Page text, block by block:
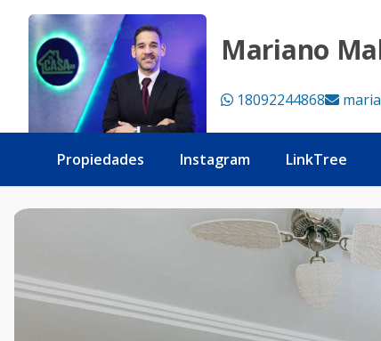
Mariano
18092244868
Propiedades Instagram LinkTree
Apartamento de Lujo en Venta | Fishing Lodge, Cap Cana